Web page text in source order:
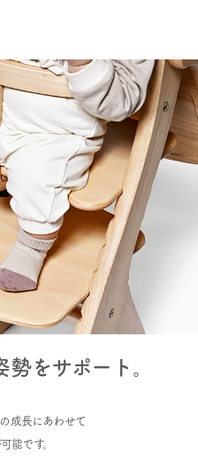
をサポート。
成長にあわせて
能です。